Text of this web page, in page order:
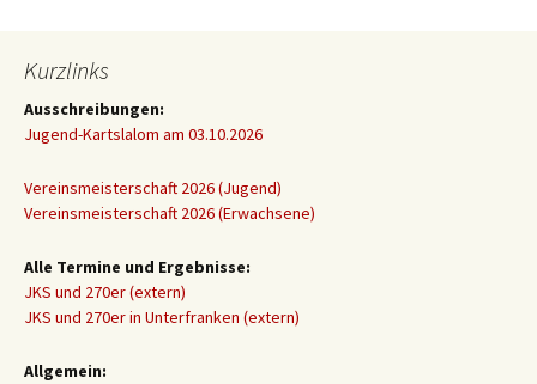
Kurzlinks
Ausschreibungen:
Jugend-Kartslalom am 03.10.2026
Vereinsmeisterschaft 2026 (Jugend)
Vereinsmeisterschaft 2026 (Erwachsene)
Alle Termine und Ergebnisse:
JKS und 270er (extern)
JKS und 270er in Unterfranken (extern)
Allgemein: